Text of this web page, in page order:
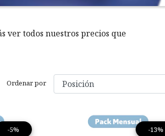
ver todos nuestros precios que
Ordenar por
-5% -13%